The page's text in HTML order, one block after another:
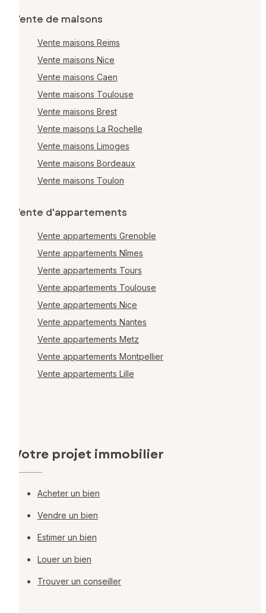
Vente de maisons
Vente maisons Reims
Vente maisons Nice
Vente maisons Caen
Vente maisons Toulouse
Vente maisons Brest
Vente maisons La Rochelle
Vente maisons Limoges
Vente maisons Bordeaux
Vente maisons Toulon
Vente d'appartements
Vente appartements Grenoble
Vente appartements Nîmes
Vente appartements Tours
Vente appartements Toulouse
Vente appartements Nice
Vente appartements Nantes
Vente appartements Metz
Vente appartements Montpellier
Vente appartements Lille
Votre projet immobilier
Acheter un bien
Vendre un bien
Estimer un bien
Louer un bien
Trouver un conseiller